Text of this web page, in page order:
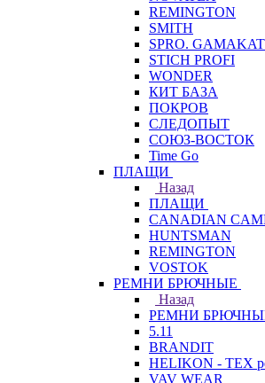
REMINGTON
SMITH
SPRO.
STICH PROFI
WONDER
КИТ БАЗА
ПОКРОВ
СЛЕДОПЫТ
СОЮЗ-ВОСТОК
Time Go
ПЛАЩИ
Назад
ПЛАЩИ
CANADIAN
HUNTSMAN
REMINGTON
VOSTOK
РЕМНИ БРЮЧНЫЕ
Назад
РЕМНИ
5.11
BRANDIT
HELIKON - TEX
VAV WEAR